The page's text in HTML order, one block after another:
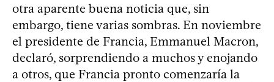
otra aparente buena noticia que, sin
embargo, tiene varias sombras. En noviembre
el presidente de Francia, Emmanuel Macron,
declaró, sorprendiendo a muchos y enojando
a otros, que Francia pronto comenzaría la